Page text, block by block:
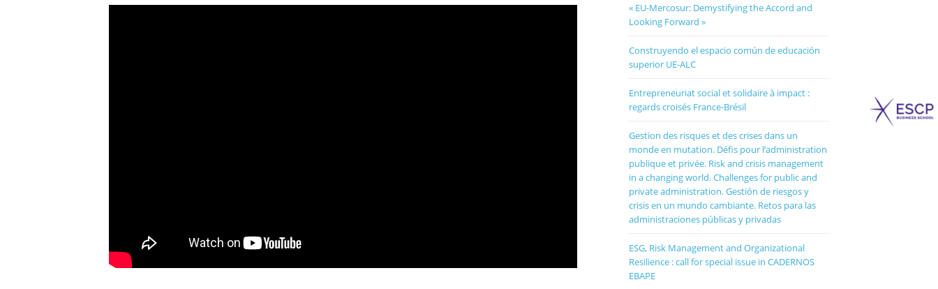
« EU-Mercosur: Demystifying the Accord and
Looking Forward »
Construyendo el espacio común de educación
superior UE-ALC
Entrepreneuriat social et solidaire à impact :
regards croisés France-Brésil
Gestion des risques et des crises dans un
monde en mutation. Défis pour l’administration
publique et privée. Risk and crisis management
in a changing world. Challenges for public and
private administration. Gestión de riesgos y
crisis en un mundo cambiante. Retos para las
administraciones públicas y privadas
ESG, Risk Management and Organizational
Resilience : call for special issue in CADERNOS
EBAPE